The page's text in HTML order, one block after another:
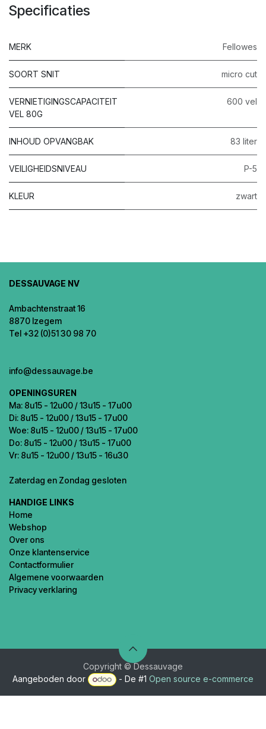
Specificaties
MERK Fellowes
SOORT SNIT micro cut
VERNIETIGINGSCAPACITEIT
VEL 80G
600 vel
INHOUD OPVANGBAK 83 liter
VEILIGHEIDSNIVEAU P-5
KLEUR zwart
DESSAUVAGE NV
Ambachtenstraat 16
8870 Izegem
Tel +32 (0)51 30 98 70
info@dessauvage.be
OPENINGSUREN
Ma: 8u15 - 12u00 / 13u15 - 17u00
Di: 8u15 - 12u00 / 13u15 - 17u00
Woe: 8u15 - 12u00 / 13u15 - 17u00
Do: 8u15 - 12u00 / 13u15 - 17u00
Vr: 8u15 - 12u00 / 13u15 - 16u30
Zaterdag en Zondag gesloten
HANDIGE LINKS
Home
Webshop
Over ons
Onze klantenservice
Contactformulier
Algemene voorwaarden
Privacy verklaring
Copyright © Dessauvage
Aangeboden door
- De #1Open source e-commerce